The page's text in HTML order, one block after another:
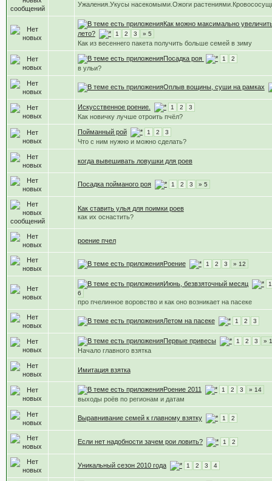
Ужаления.Укусы насекомыми.Ожоги
Как можно максимально
лето?
1 2 3 » 5
Как из весеннего пакета получить больше семей в зиму
Посадка роя 1 2
в ульи?
Оплыв вощины, суши на рамках
Искусственное роение. 1 2 3
Как новичку лучше отроить пчёл?
Пойманный рой 1 2 3
Что с ним нужно и можно сделать?
когда вывешивать ловушки для роев
Посадка пойманого роя 1 2 3 » 5
Как ставить улья для поимки роев
как их оснастить?
роение пчел
Роение 1 2 3 » 12
Июнь, безвзяточный месяц
1
6
про пчелинное воровство и как оно возникает на пасеке
Летом на пасеке 1 2 3
Первые привесы 1 2 3 »
Начало главного взятка
Имитация взятка
Роение 2011 1 2 3 » 14
выходы роёв по регионам и датам
Выравнивание семей к главному взятку 1 2
Если нет надобности зачем рои ловить? 1 2
Уникальный сезон 2010 года 1 2 3 4